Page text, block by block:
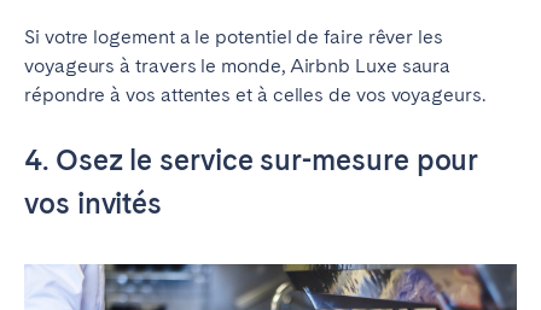
Si votre logement a le potentiel de faire rêver les
voyageurs à travers le monde, Airbnb Luxe saura
répondre à vos attentes et à celles de vos voyageurs.
4. Osez le service sur-mesure pour
vos invités